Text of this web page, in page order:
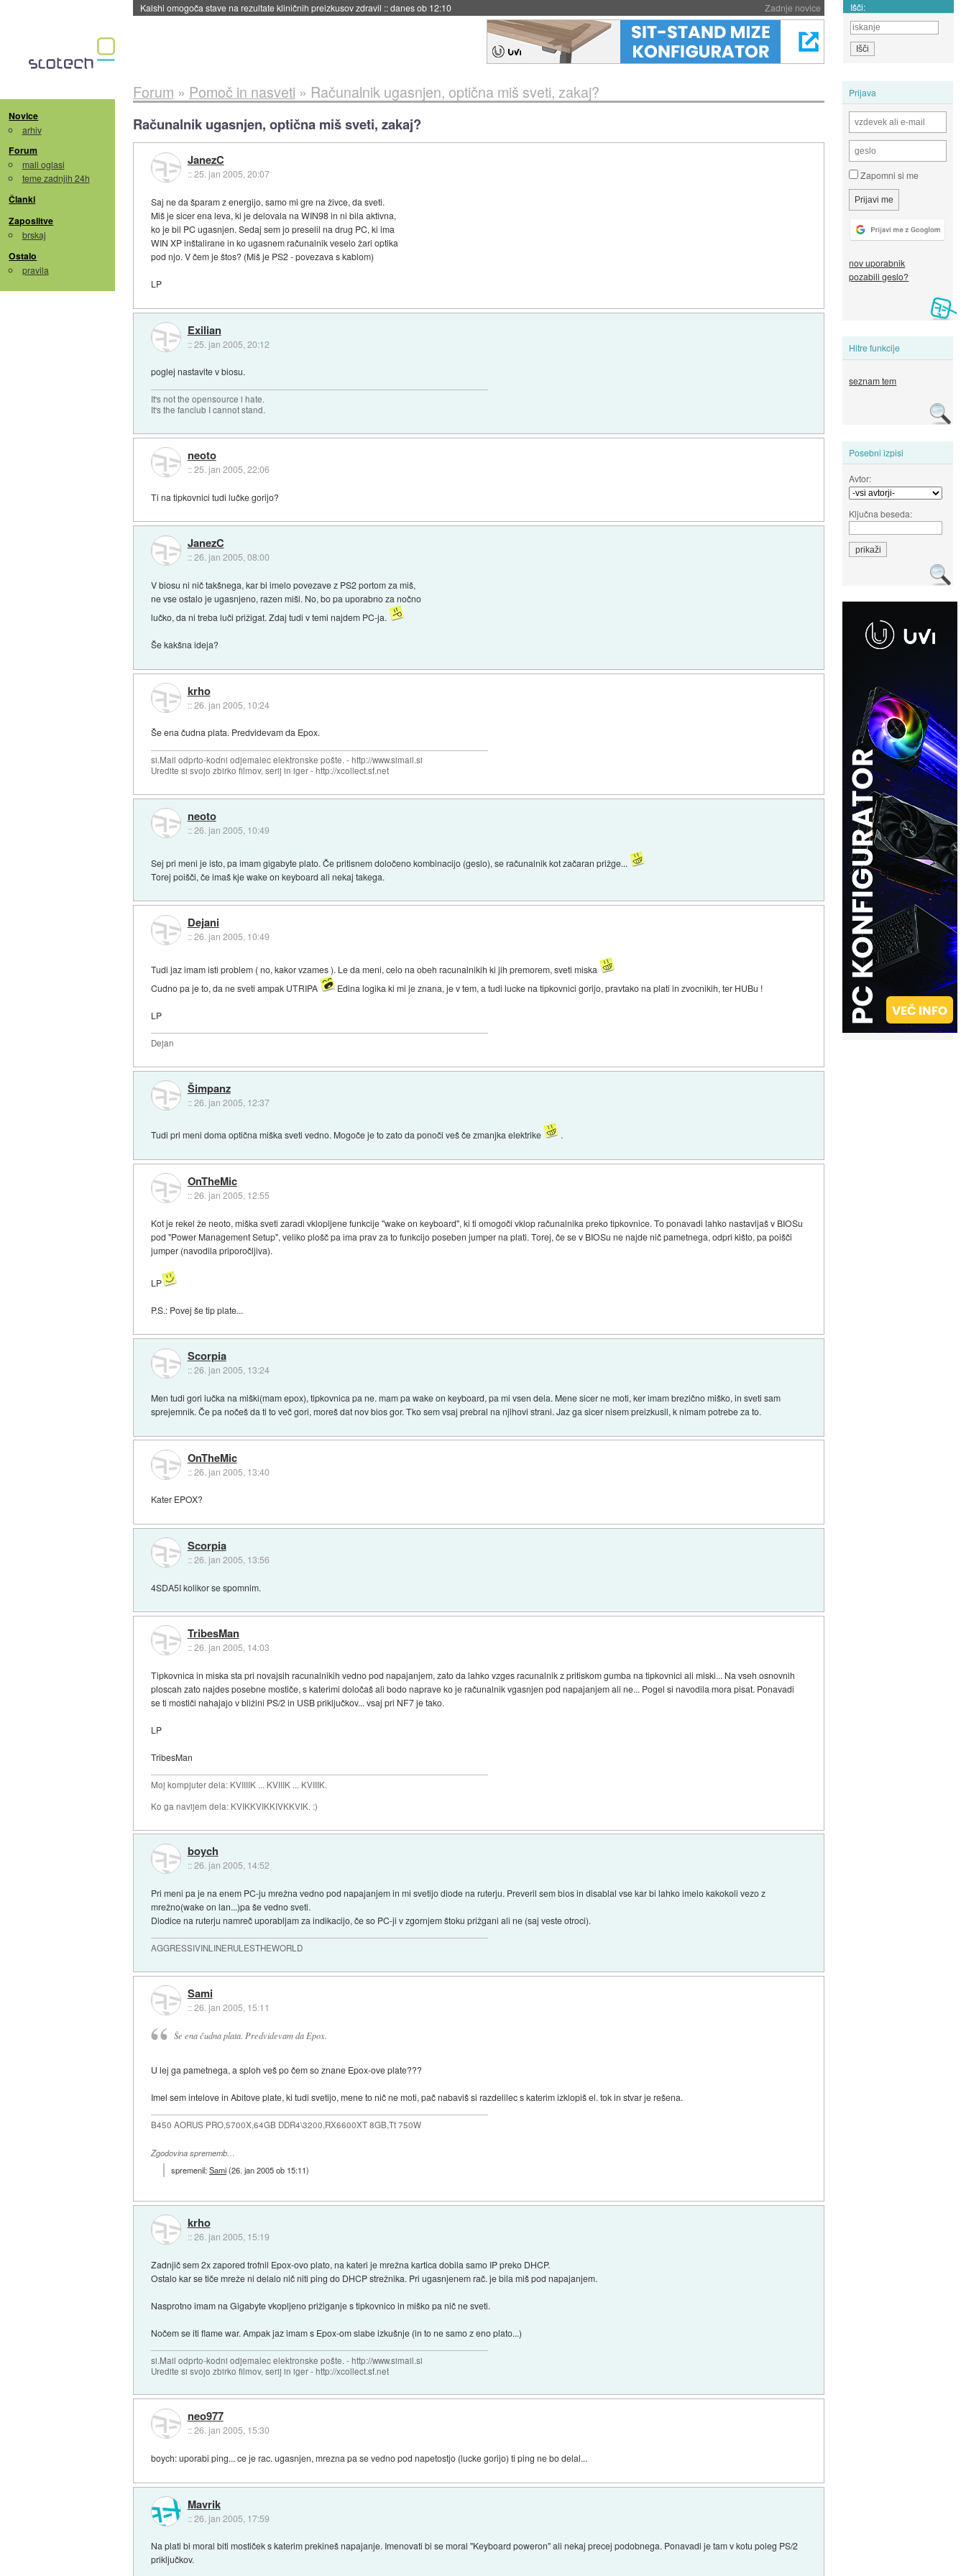
Zadnje novice
Sandisk že prodal več kot polovico SSD-jev za naslednji dve leti::danes ob 11:37 Išči:
Novice
arhiv
Forum
mali oglasi
teme zadnjih 24h
Članki
Zaposlitve
brskaj
Ostalo
pravila
Prijava
Zapomni si me
nov uporabnik
pozabili geslo?
Hitre funkcije
seznam tem
Posebni izpisi
Avtor:
Ključna beseda:
Forum » Pomoč in nasveti » Računalnik ugasnjen, optična miš sveti, zakaj?
Računalnik ugasnjen, optična miš sveti, zakaj?
JanezC
::25. jan 2005, 20:07
Saj ne da šparam z energijo, samo mi gre na živce, da sveti.
Miš je sicer ena leva, ki je delovala na WIN98 in ni bila aktivna,
ko je bil PC ugasnjen. Sedaj sem jo preselil na drug PC, ki ima
WIN XP inštalirane in ko ugasnem računalnik veselo žari optika
pod njo. V čem je štos? (Miš je PS2 - povezava s kablom)
LP
Exilian
::25. jan 2005, 20:12
poglej nastavite v biosu.
It's not the opensource i hate.
It's the fanclub I cannot stand.
neoto
::25. jan 2005, 22:06
Ti na tipkovnici tudi lučke gorijo?
JanezC
::26. jan 2005, 08:00
V biosu ni nič takšnega, kar bi imelo povezave z PS2 portom za miš,
ne vse ostalo je ugasnjeno, razen miši. No, bo pa uporabno za nočno
lučko, da ni treba luči prižigat. Zdaj tudi v temi najdem PC-ja.
Še kakšna ideja?
krho
::26. jan 2005, 10:24
Še ena čudna plata. Predvidevam da Epox.
si.Mail odprto-kodni odjemalec elektronske pošte. - http://www.simail.si
Uredite si svojo zbirko filmov, serij in iger - http://xcollect.sf.net
neoto
::26. jan 2005, 10:49
Sej pri meni je isto, pa imam gigabyte plato. Če pritisnem določeno kombinacijo (geslo), se računalnik kot začaran prižge...
Torej poišči, če imaš kje wake on keyboard ali nekaj takega.
Dejani
::26. jan 2005, 10:49
Tudi jaz imam isti problem ( no, kakor vzames ). Le da meni, celo na obeh racunalnikih ki jih premorem, sveti miska
Cudno pa je to, da ne sveti ampak UTRIPA
Edina logika ki mi je znana, je v tem, a tudi lucke na tipkovnici gorijo, pravtako na plati in zvocnikih, ter HUBu !
LP
Dejan
Šimpanz
::26. jan 2005, 12:37
Tudi pri meni doma optična miška sveti vedno. Mogoče je to zato da ponoči veš če zmanjka elektrike .
OnTheMic
::26. jan 2005, 12:55
Kot je rekel že neoto, miška sveti zaradi vklopljene funkcije "wake on keyboard", ki ti omogoči vklop računalnika preko tipkovnice. To ponavadi lahko nastavljaš v BIOSu
pod "Power Management Setup", veliko plošč pa ima prav za to funkcijo poseben jumper na plati. Torej, če se v BIOSu ne najde nič pametnega, odpri kišto, pa poišči
jumper (navodila priporočljiva).
LP
P.S.: Povej še tip plate...
Scorpia
::26. jan 2005, 13:24
Men tudi gori lučka na miški(mam epox), tipkovnica pa ne. mam pa wake on keyboard, pa mi vsen dela. Mene sicer ne moti, ker imam brezično miško, in sveti sam
sprejemnik. Če pa nočeš da ti to več gori, moreš dat nov bios gor. Tko sem vsaj prebral na njihovi strani. Jaz ga sicer nisem preizkusil, k nimam potrebe za to.
OnTheMic
::26. jan 2005, 13:40
Kater EPOX?
Scorpia
::26. jan 2005, 13:56
4SDA5I kolikor se spomnim.
TribesMan
::26. jan 2005, 14:03
Tipkovnica in miska sta pri novajsih racunalnikih vedno pod napajanjem, zato da lahko vzges racunalnik z pritiskom gumba na tipkovnici ali miski... Na vseh osnovnih
ploscah zato najdes posebne mostiče, s katerimi določaš ali bodo naprave ko je računalnik vgasnjen pod napajanjem ali ne... Pogel si navodila mora pisat. Ponavadi
se ti mostiči nahajajo v bližini PS/2 in USB priključkov... vsaj pri NF7 je tako.
LP
TribesMan
Moj kompjuter dela: KVIIIIK ... KVIIIK ... KVIIIK.
Ko ga navijem dela: KVIKKVIKKIVKKVIK. :)
boych
::26. jan 2005, 14:52
Pri meni pa je na enem PC-ju mrežna vedno pod napajanjem in mi svetijo diode na ruterju. Preveril sem bios in disablal vse kar bi lahko imelo kakokoli vezo z
mrežno(wake on lan...)pa še vedno sveti.
Diodice na ruterju namreč uporabljam za indikacijo, če so PC-ji v zgornjem štoku prižgani ali ne (saj veste otroci).
AGGRESSIVINLINERULESTHEWORLD
Sami
::26. jan 2005, 15:11
Še ena čudna plata. Predvidevam da Epox.
U lej ga pametnega, a sploh veš po čem so znane Epox-ove plate???
Imel sem intelove in Abitove plate, ki tudi svetijo, mene to nič ne moti, pač nabaviš si razdelilec s katerim izklopiš el. tok in stvar je rešena.
B450 AORUS PRO,5700X,64GB DDR4\3200,RX6600XT 8GB,Tt 750W
Zgodovina sprememb…
spremenil:Sami(26. jan 2005 ob 15:11)
krho
::26. jan 2005, 15:19
Zadnjič sem 2x zapored trofnil Epox-ovo plato, na kateri je mrežna kartica dobila samo IP preko DHCP.
Ostalo kar se tiče mreže ni delalo nič niti ping do DHCP strežnika. Pri ugasnjenem rač. je bila miš pod napajanjem.
Nasprotno imam na Gigabyte vkopljeno prižiganje s tipkovnico in miško pa nič ne sveti.
Nočem se iti flame war. Ampak jaz imam s Epox-om slabe izkušnje (in to ne samo z eno plato...)
si.Mail odprto-kodni odjemalec elektronske pošte. - http://www.simail.si
Uredite si svojo zbirko filmov, serij in iger - http://xcollect.sf.net
neo977
::26. jan 2005, 15:30
boych: uporabi ping... ce je rac. ugasnjen, mrezna pa se vedno pod napetostjo (lucke gorijo) ti ping ne bo delal...
Mavrik
::26. jan 2005, 17:59
Na plati bi moral biti mostiček s katerim prekineš napajanje. Imenovati bi se moral "Keyboard poweron" ali nekaj precej podobnega. Ponavadi je tam v kotu poleg PS/2
priključkov.